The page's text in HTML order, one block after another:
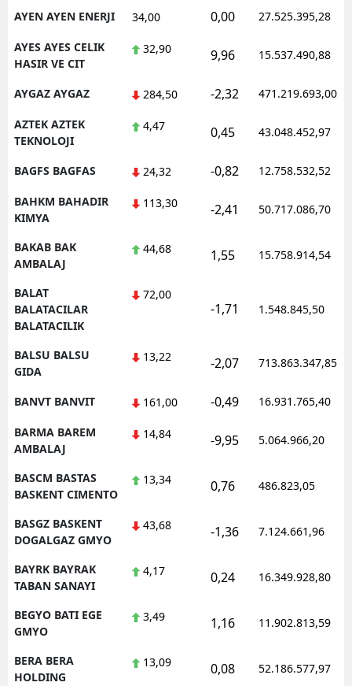
AYEN AYEN ENERJI 34,00 0,00 27.525.395,28
AYES AYES CELIK
HASIR VE CIT
32,90 9,96 15.537.490,88
AYGAZ AYGAZ 284,50 -2,32 471.219.693,00
AZTEK AZTEK
TEKNOLOJI
4,47 0,45 43.048.452,97
BAGFS BAGFAS 24,32 -0,82 12.758.532,52
BAHKM BAHADIR
KIMYA
113,30 -2,41 50.717.086,70
BAKAB BAK
AMBALAJ
44,68 1,55 15.758.914,54
BALAT
BALATACILAR
BALATACILIK
72,00
-1,71 1.548.845,50
BALSU BALSU
GIDA
13,22 -2,07 713.863.347,85
BANVT BANVIT 161,00 -0,49 16.931.765,40
BARMA BAREM
AMBALAJ
14,84 -9,95 5.064.966,20
BASCM BASTAS
BASKENT CIMENTO
13,34 0,76 486.823,05
BASGZ BASKENT
DOGALGAZ GMYO
43,68 -1,36 7.124.661,96
BAYRK BAYRAK
TABAN SANAYI
4,17 0,24 16.349.928,80
BEGYO BATI EGE
GMYO
3,49 1,16 11.902.813,59
BERA BERA
HOLDING
13,09 0,08 52.186.577,97